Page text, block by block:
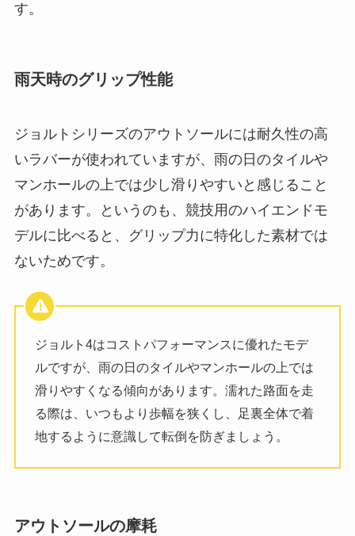
す。
雨天時のグリップ性能
ジョルトシリーズのアウトソールには耐久性の高
いラバーが使われていますが、雨の日のタイルや
マンホールの上では少し滑りやすいと感じること
があります。というのも、競技用のハイエンドモ
デルに比べると、グリップ力に特化した素材では
ないためです。
ジョルト4はコストパフォーマンスに優れたモデ
ルですが、雨の日のタイルやマンホールの上では
滑りやすくなる傾向があります。濡れた路面を走
る際は、いつもより歩幅を狭くし、足裏全体で着
地するように意識して転倒を防ぎましょう。
アウトソールの摩耗